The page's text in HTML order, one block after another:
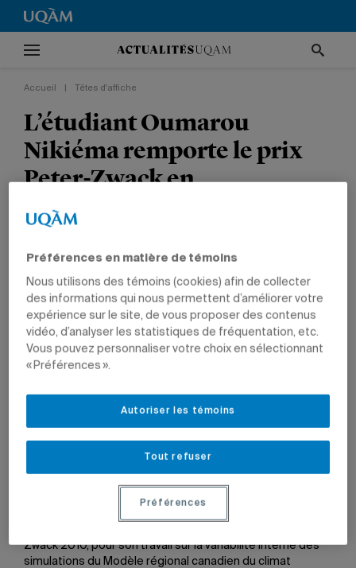
Accueil Têtes d'affiche
L’étudiant Oumarou
Nikiéma remporte le prix
Peter-Zwack en
météorologie
Mis à jour le 7 juin 2022 à 12 h 22
Zwack 2010, pour son travail sur la variabilité interne des
simulations du Modèle régional canadien du climat
Préférences en matière de témoins
Nous utilisons des témoins (cookies) afin de collecter
des informations qui nous permettent d’améliorer votre
expérience sur le site, de vous proposer des contenus
vidéo, d’analyser les statistiques de fréquentation, etc.
Vous pouvez personnaliser votre choix en sélectionnant
« Préférences ».
Tout refuser
Autoriser les témoins
Préférences